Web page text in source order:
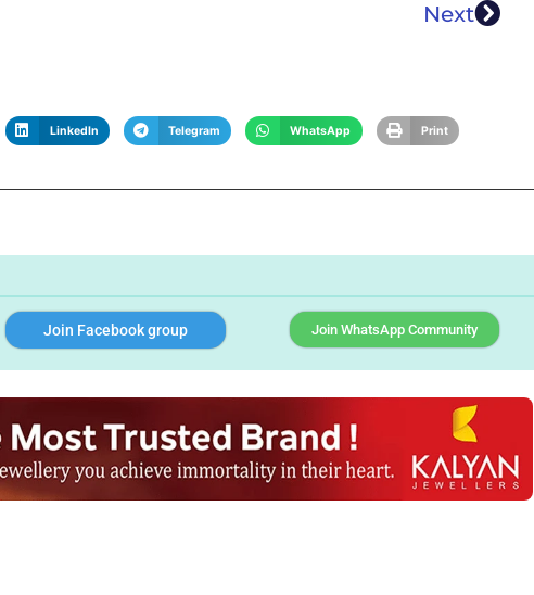
Next
LinkedIn Telegram WhatsApp Print
Join Facebook group Join WhatsApp Community